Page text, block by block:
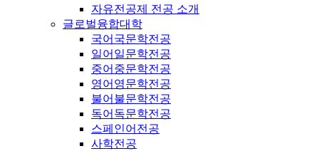
자유전공제 전공 소개
글로벌융합대학
국어국문학전공
일어일문학전공
중어중문학전공
영어영문학전공
불어불문학전공
독어독문학전공
스페인어전공
사학전공